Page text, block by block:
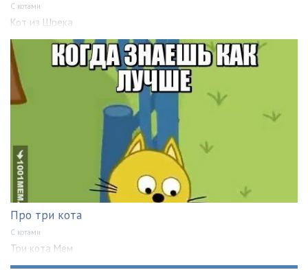
С котами
Кот из Шрека
Про три кота
С котами
Три кота Мем